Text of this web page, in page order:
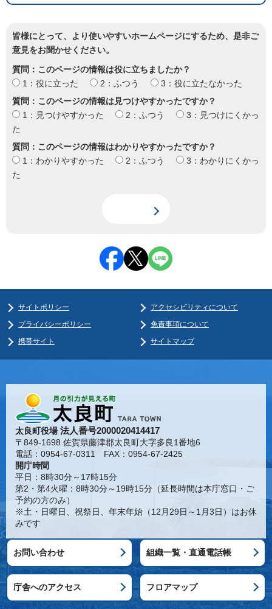
皆様にとって、より使いやすいホームページにするため、是非ご
意見をお聞かせください。
質問：このページの情報は役に立ちましたか？
1：役に立った
2：ふつう
3：役に立たなかった
質問：このページの情報は見つけやすかったですか？
1：見つけやすかった
2：ふつう
3：見つけにくかっ
た
質問：このページの情報はわかりやすかったですか？
1：わかりやすかった
2：ふつう
3：わかりにくかっ
た
サイトポリシー
アクセシビリティについて
プライバシーポリシー
免責事項について
携帯サイト
サイトマップ
太良町役場法人番号2000020414417
〒849-1698 佐賀県藤津郡太良町大字多良1番地6
電話：0954-67-0311 FAX：0954-67-2425
開庁時間
平日：8時30分～17時15分
第2・第4火曜：8時30分～19時15分（延長時間は本庁窓口・ご
予約の方のみ）
※土・日曜日、祝祭日、年末年始（12月29日～1月3日）はお休
みです
お問い合わせ 組織一覧・直通電話帳
庁舎へのアクセス フロアマップ